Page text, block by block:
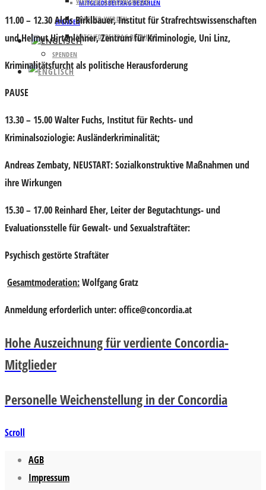
MITGLIEDSBEITRAG BEZAHLEN
SPENDENMITGLIED WERDEN
MITGLIEDSBEITRAG BEZAHLEN
SPENDEN
11.00 – 12.30Alois Birklbauer, Institut für Strafrechtswissenschaften
und Helmut Hirtenlehner, Zentrum für Kriminologie, Uni Linz,
Kriminalitätsfurcht als politische Herausforderung
PAUSE
13.30 – 15.00Walter Fuchs, Institut für Rechts- und
Kriminalsoziologie:Ausländerkriminalität;
Andreas Zembaty, NEUSTART:Sozialkonstruktive Maßnahmen und
ihre Wirkungen
15.30 – 17.00 Reinhard Eher, Leiter der Begutachtungs- und
Evaluationsstelle für Gewalt- und Sexualstraftäter:
Psychisch gestörte Straftäter
Gesamtmoderation:Wolfgang Gratz
Anmeldung erforderlich unter:office@concordia.at
Hohe Auszeichnung für verdiente Concordia-
Mitglieder
Personelle Weichenstellung in der Concordia
Scroll
AGB
Impressum